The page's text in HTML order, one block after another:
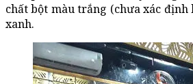
chất bột màu trắng (chưa xác
xanh.